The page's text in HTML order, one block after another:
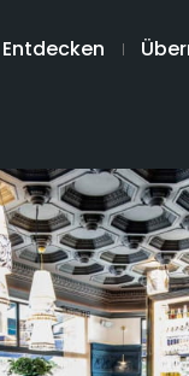
Entdecken